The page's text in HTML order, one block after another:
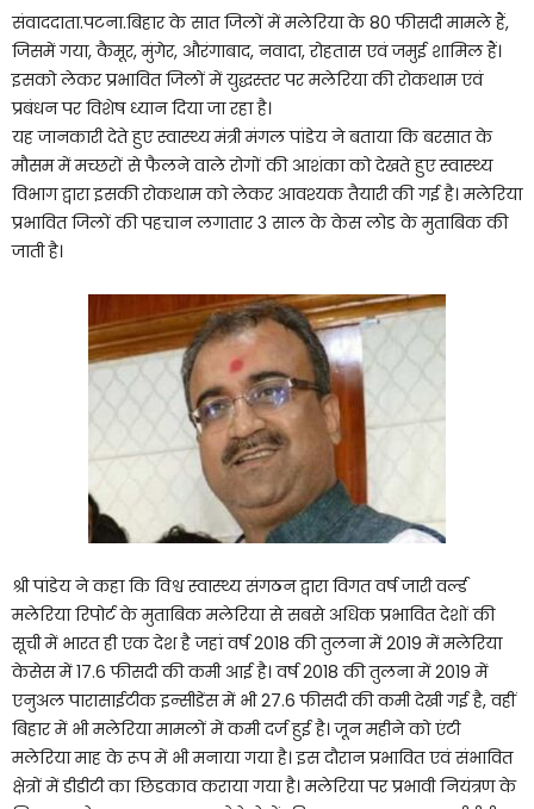
संवाददाता.पटना.बिहार के सात जिलों में मलेरिया के 80 फीसदी मामले हैं,
जिसमें गया, कैमूर, मुंगेर, औरंगाबाद, नवादा, रोहतास एवं जमुई शामिल हैं।
इसको लेकर प्रभावित जिलों में युद्धस्तर पर मलेरिया की रोकथाम एवं
प्रबंधन पर विशेष ध्यान दिया जा रहा है।
यह जानकारी देते हुए स्वास्थ्य मंत्री मंगल पांडेय ने बताया कि बरसात के
मौसम में मच्छरों से फैलने वाले रोगों की आशंका को देखते हुए स्वास्थ्य
विभाग द्वारा इसकी रोकथाम को लेकर आवश्यक तैयारी की गई है। मलेरिया
प्रभावित जिलों की पहचान लगातार 3 साल के केस लोड के मुताबिक की
जाती है।
श्री पांडेय ने कहा कि विश्व स्वास्थ्य संगठन द्वारा विगत वर्ष जारी वर्ल्ड
मलेरिया रिपोर्ट के मुताबिक मलेरिया से सबसे अधिक प्रभावित देशों की
सूची में भारत ही एक देश है जहां वर्ष 2018 की तुलना में 2019 में मलेरिया
केसेस में 17.6 फीसदी की कमी आई है। वर्ष 2018 की तुलना में 2019 में
एनुअल पारासाईटीक इन्सीडेंस में भी 27.6 फीसदी की कमी देखी गई है, वहीं
बिहार में भी मलेरिया मामलों में कमी दर्ज हुई है। जून महीने को एंटी
मलेरिया माह के रूप में भी मनाया गया है। इस दौरान प्रभावित एवं संभावित
क्षेत्रों में डीडीटी का छिडकाव कराया गया है। मलेरिया पर प्रभावी नियंत्रण के